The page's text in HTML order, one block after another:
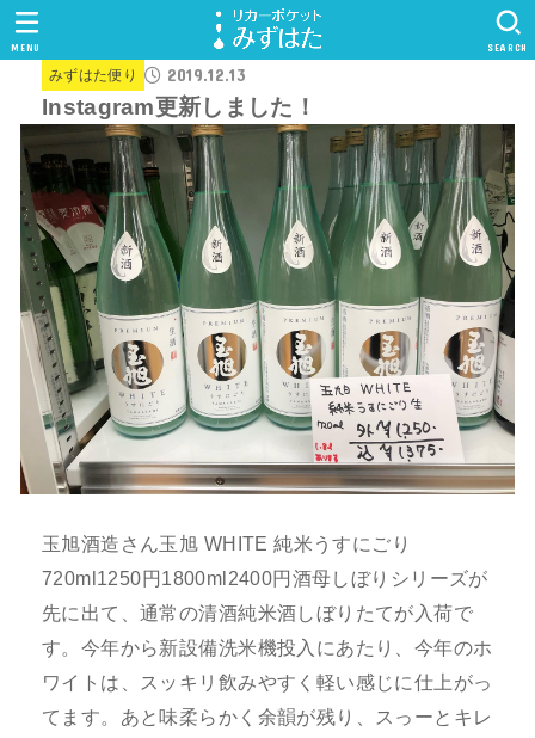
SEARCH
MENU
みずはた便り 2019.12.13
Instagram更新しました！
玉旭酒造さん玉旭 WHITE 純米うすにごり
720ml1250円1800ml2400円酒母しぼりシリーズが
先に出て、通常の清酒純米酒しぼりたてが入荷で
す。今年から新設備洗米機投入にあたり、今年のホ
ワイトは、スッキリ飲みやすく軽い感じに仕上がっ
てます。あと味柔らかく余韻が残り、スっーとキレ